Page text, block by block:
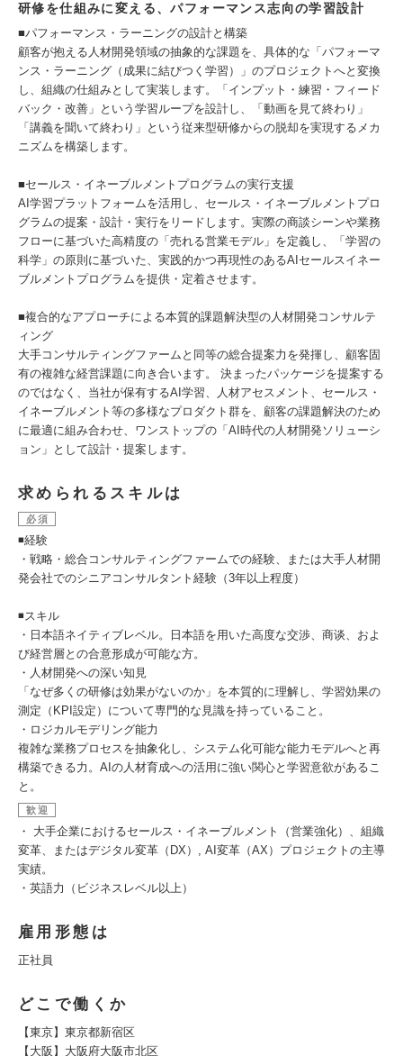
研修を仕組みに変える、パフォーマンス志向の学習設計
■パフォーマンス・ラーニングの設計と構築
顧客が抱える人材開発領域の抽象的な課題を、具体的な「パフォーマ
ンス・ラーニング（成果に結びつく学習）」のプロジェクトへと変換
し、組織の仕組みとして実装します。「インプット・練習・フィード
バック・改善」という学習ループを設計し、「動画を見て終わり」
「講義を聞いて終わり」という従来型研修からの脱却を実現するメカ
ニズムを構築します。
■セールス・イネーブルメントプログラムの実行支援
AI学習プラットフォームを活用し、セールス・イネーブルメントプロ
グラムの提案・設計・実行をリードします。実際の商談シーンや業務
フローに基づいた高精度の「売れる営業モデル」を定義し、「学習の
科学」の原則に基づいた、実践的かつ再現性のあるAIセールスイネー
ブルメントプログラムを提供・定着させます。
■複合的なアプローチによる本質的課題解決型の人材開発コンサルテ
ィング
大手コンサルティングファームと同等の総合提案力を発揮し、顧客固
有の複雑な経営課題に向き合います。 決まったパッケージを提案する
のではなく、当社が保有するAI学習、人材アセスメント、セールス・
イネーブルメント等の多様なプロダクト群を、顧客の課題解決のため
に最適に組み合わせ、ワンストップの「AI時代の人材開発ソリューシ
ョン」として設計・提案します。
求められるスキルは
必須
◾️経験
・戦略・総合コンサルティングファームでの経験、または大手人材開
発会社でのシニアコンサルタント経験（3年以上程度）
◾️スキル
・日本語ネイティブレベル。日本語を用いた高度な交渉、商谈、およ
び経営層との合意形成が可能な方。
・人材開発への深い知見
「なぜ多くの研修は効果がないのか」を本質的に理解し、学習効果の
測定（KPI設定）について専門的な見識を持っていること。
・ロジカルモデリング能力
複雑な業務プロセスを抽象化し、システム化可能な能力モデルへと再
構築できる力。AIの人材育成への活用に強い関心と学習意欲があるこ
と。
歓迎
・ 大手企業におけるセールス・イネーブルメント（営業強化）、組織
変革、またはデジタル変革（DX）, AI変革（AX）プロジェクトの主導
実績。
・英語力（ビジネスレベル以上）
雇用形態は
正社員
どこで働くか
【東京】東京都新宿区
【大阪】大阪府大阪市北区